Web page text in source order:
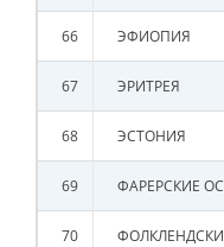
66 ЭФИОПИЯ
67 ЭРИТРЕЯ
68 ЭСТОНИЯ
69 ФАРЕРСКИЕ
70